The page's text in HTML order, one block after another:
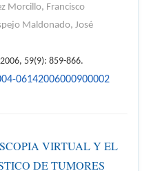
Morcillo, Francisco
Maldonado, José
59(9): 859-866.
06142006000900002
VIRTUAL Y EL
DE TUMORES